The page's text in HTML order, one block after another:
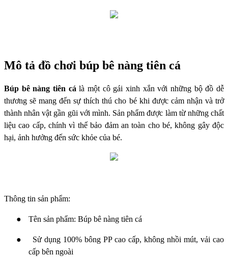
Mô tả đồ chơi búp bê nàng tiên cá
Búp bê nàng tiên cá là một cô gái xinh xắn với những bộ đồ dễ
thương sẽ mang đến sự thích thú cho bé khi được cảm nhận và trở
thành nhân vật gần gũi với mình. Sản phẩm được làm từ những chất
liệu cao cấp, chính vì thế bảo đảm an toàn cho bé, không gây độc
hại, ảnh hưởng đến sức khỏe của bé.
Thông tin sản phẩm:
● Tên sản phẩm: Búp bê nàng tiên cá
●
Sử dụng 100% bông PP cao cấp, không nhồi mút, vải cao
cấp bên ngoài